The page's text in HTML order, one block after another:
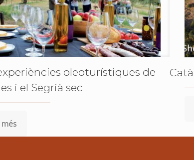
oleoturístiques de
i el Segrià sec